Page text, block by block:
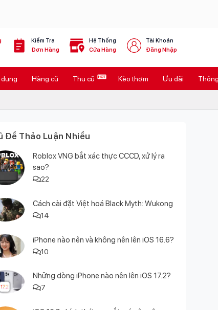
Kiểm Tra
Đơn Hàng
Hệ Thống
Cửa Hàng
Tài Khoản
Đăng Nhập
dụng Hàng cũ Thu cũ Kèo thơm Ưu đãi
Đề Thảo Luận Nhiều
Roblox VNG bắt xác thực CCCD, xử lý ra
sao?
22
Cách cài đặt Việt hoá Black Myth: Wukong
14
iPhone nào nên và không nên lên iOS 16.6?
10
Những dòng iPhone nào nên lên iOS 17.2?
7